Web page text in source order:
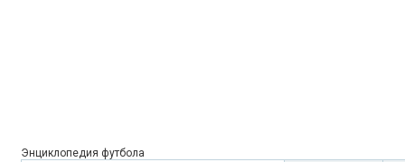
Энциклопедия футбола